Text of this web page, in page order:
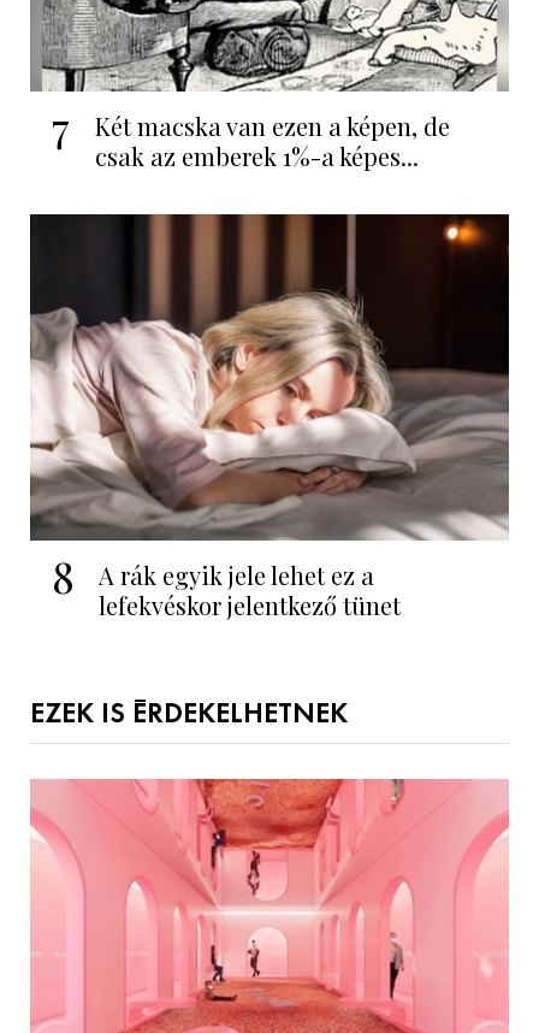
7
Két macska van ezen a képen, de
csak az emberek 1%-a képes...
8
A rák egyik jele lehet ez a
lefekvéskor jelentkező tünet
EZEK IS ÉRDEKELHETNEK